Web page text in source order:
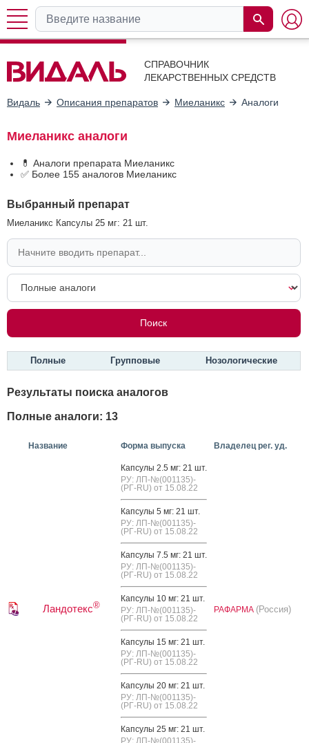
СПРАВОЧНИК
ЛЕКАРСТВЕННЫХ СРЕДСТВ
Видаль Описания препаратов Миеланикс Аналоги
Миеланикс аналоги
💊 Аналоги препарата Миеланикс
✅ Более 155 аналогов Миеланикс
Выбранный препарат
Миеланикс Капсулы 25 мг: 21 шт.
Полные Групповые Нозологические
Результаты поиска аналогов
Полные аналоги: 13
Название Форма выпуска Владелец рег. уд.
Ландотекс®
Кап­су­лы 2.5 мг: 21 шт.
РУ: ЛП-№(001135)-
(РГ-RU) от 15.08.22
Кап­су­лы 5 мг: 21 шт.
РУ: ЛП-№(001135)-
(РГ-RU) от 15.08.22
Кап­су­лы 7.5 мг: 21 шт.
РУ: ЛП-№(001135)-
(РГ-RU) от 15.08.22
Кап­су­лы 10 мг: 21 шт.
РУ: ЛП-№(001135)-
(РГ-RU) от 15.08.22
Кап­су­лы 15 мг: 21 шт.
РУ: ЛП-№(001135)-
(РГ-RU) от 15.08.22
Кап­су­лы 20 мг: 21 шт.
РУ: ЛП-№(001135)-
(РГ-RU) от 15.08.22
Кап­су­лы 25 мг: 21 шт.
РУ: ЛП-№(001135)-
РАФАРМА (Россия)